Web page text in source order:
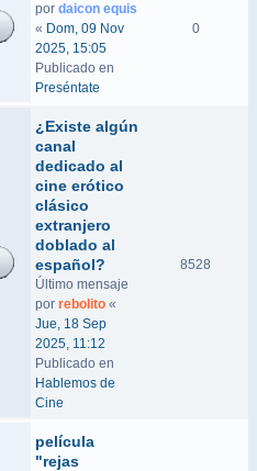
por daicon equis
« Dom, 09 Nov
2025, 15:05
Publicado en
Preséntate
0
¿Existe algún
canal
dedicado al
cine erótico
clásico
extranjero
doblado al
español?
Último mensaje
por rebolito «
Jue, 18 Sep
2025, 11:12
Publicado en
Hablemos de
Cine
8528
película
"rejas